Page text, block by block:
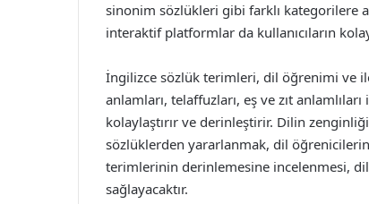
sinonim sözlükleri gibi farklı kategorilere
interaktif platformlar da kullanıcıların
İngilizce sözlük terimleri, dil öğrenimi ve
anlamları, telaffuzları, eş ve zıt
kolaylaştırır ve derinleştirir. Dilin
sözlüklerden yararlanmak, dil
terimlerinin derinlemesine incelenmesi,
sağlayacaktır.